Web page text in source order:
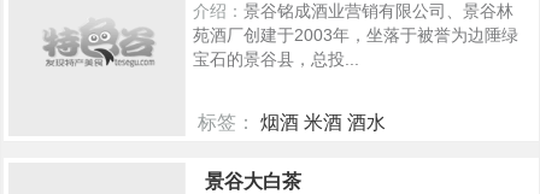
介绍： 景谷铭成酒业营销有限公司、景谷林
苑酒厂创建于2003年，坐落于被誉为边陲绿
宝石的景谷县，总投...
标签： 烟酒 米酒 酒水
景谷大白茶